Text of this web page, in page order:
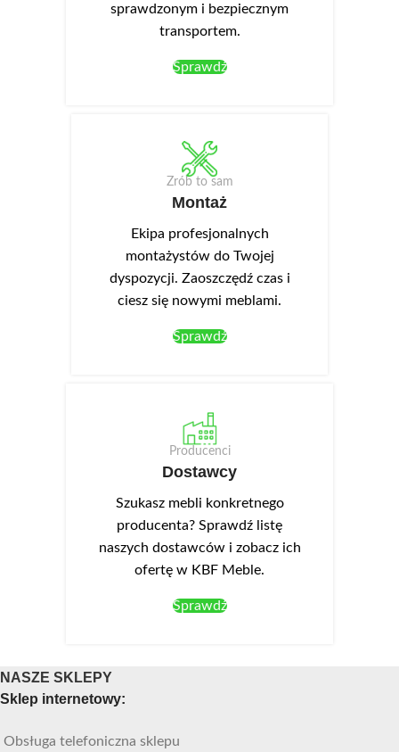
sprawdzonym i bezpiecznym
transportem.
Sprawdź
Zrób to sam
Montaż
Ekipa profesjonalnych
montażystów do Twojej
dyspozycji. Zaoszczędź czas i
ciesz się nowymi meblami.
Sprawdź
Producenci
Dostawcy
Szukasz mebli konkretnego
producenta? Sprawdź listę
naszych dostawców i zobacz ich
ofertę w KBF Meble.
Sprawdź
NASZE SKLEPY
Sklep internetowy:
Obsługa telefoniczna sklepu